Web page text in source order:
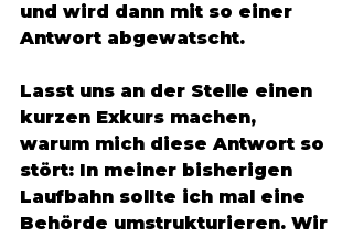
und wird dann mit so einer
Antwort abgewatscht.
Lasst uns an der Stelle einen
kurzen Exkurs machen,
warum mich diese Antwort so
stört: In meiner bisherigen
Laufbahn sollte ich mal eine
Behörde umstrukturieren. Wir